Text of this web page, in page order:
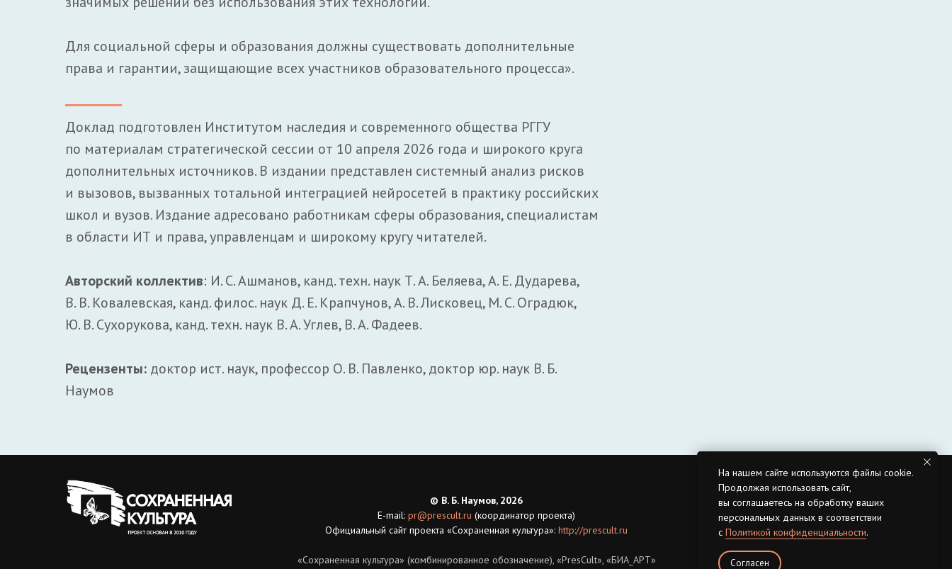
Для социальной сферы и образования должны существовать дополнительные
права и гарантии, защищающие всех участников образовательного процесса».
Доклад подготовлен Институтом наследия и современного общества РГГУ
по материалам стратегической сессии от 10 апреля 2026 года и широкого круга
дополнительных источников. В издании представлен системный анализ рисков
и вызовов, вызванных тотальной интеграцией нейросетей в практику российских
школ и вузов. Издание адресовано работникам сферы образования, специалистам
в области ИТ и права, управленцам и широкому кругу читателей.
Авторский коллектив: И. С. Ашманов, канд. техн. наук Т. А. Беляева, А. Е. Дударева,
В. В. Ковалевская, канд. филос. наук Д. Е. Крапчунов, А. В. Лисковец, М. С. Оградюк,
Ю. В. Сухорукова, канд. техн. наук В. А. Углев, В. А. Фадеев.
Рецензенты: доктор ист. наук, профессор О. В. Павленко, доктор юр. наук В. Б.
Наумов
© В. Б. Наумов, 2026
E-mail: pr@prescult.ru (координатор проекта)
Официальный сайт проекта «Сохраненная культура»: http://prescult.ru
«Сохраненная культура» (комбинированное обозначение), «РresCult», «БИА_АРТ»
На нашем сайте используются файлы cookie.
Продолжая использовать сайт,
вы соглашаетесь на обработку ваших
персональных данных в соответствии
с Политикой конфиденциальности.
Согласен